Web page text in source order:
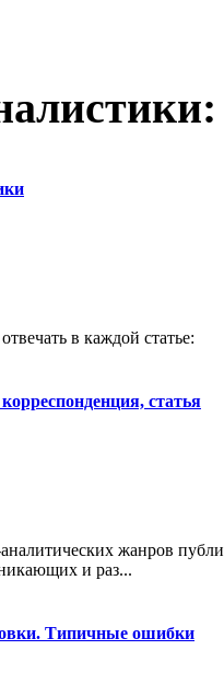
в каждой статье:
статья
жанров
и раз...
Типичные ошибки